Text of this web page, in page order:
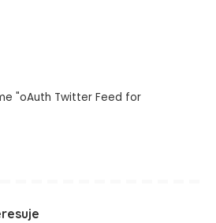
"oAuth Twitter Feed for